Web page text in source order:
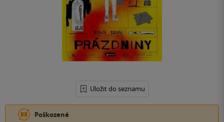
Uložit do seznamu
Poškozené